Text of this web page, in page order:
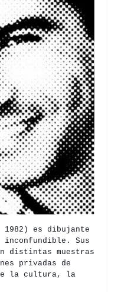
es dibujante
Sus
distintas muestras
privadas de
de la cultura, la